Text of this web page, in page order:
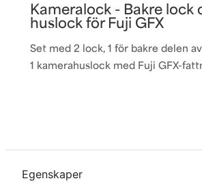
Kameralock - Bakre lock
huslock för Fuji GFX
Set med 2 lock, 1 för bakre delen
1 kamerahuslock med Fuji GFX-
Egenskaper